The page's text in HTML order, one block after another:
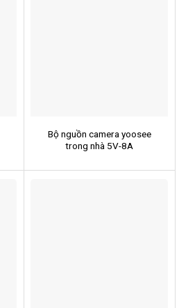
Bộ nguồn camera yoosee
trong nhà 5V-8A